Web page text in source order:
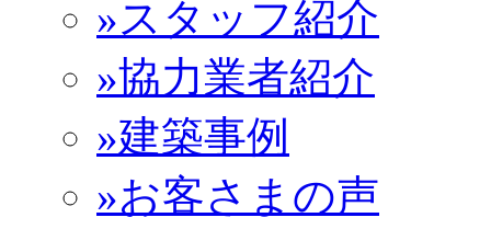
»スタッフ紹介
»協力業者紹介
»建築事例
»お客さまの声